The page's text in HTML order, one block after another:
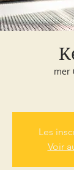
mer
Les
Voir